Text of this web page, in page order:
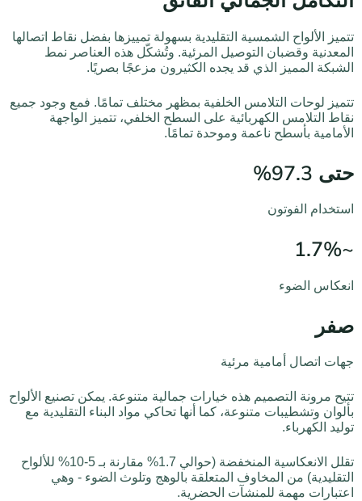
تتميز الألواح الشمسية التقليدية بسهولة تمييزها بفضل نقاط اتصالها
المعدنية وقضبان التوصيل المرئية. وتُشكّل هذه العناصر نمط
الشبكة المميز الذي قد يجده الكثيرون مزعجًا بصريًا.
تتميز لوحات التلامس الخلفية بمظهر مختلف تمامًا. فمع وجود جميع
نقاط التلامس الكهربائية على السطح الخلفي، تتميز الواجهة
الأمامية بأسطح ناعمة وموحدة تمامًا.
حتى 97.3%
استخدام الفوتون
~1.7%
انعكاس الضوء
صفر
جهات اتصال أمامية مرئية
تتيح مرونة التصميم هذه خيارات جمالية متنوعة. يمكن تصنيع الألواح
بألوان وتشطيبات متنوعة، كما أنها تحاكي مواد البناء التقليدية مع
توليد الكهرباء.
تقلل الانعكاسية المنخفضة (حوالي 1.7% مقارنة بـ 5-10% للألواح
التقليدية) من المخاوف المتعلقة بالوهج وتلوث الضوء - وهي
اعتبارات مهمة للمنشآت الحضرية.